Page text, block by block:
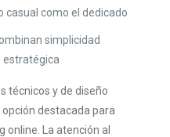
casual como el dedicado
simplicidad
estratégica
técnicos y de diseño
destacada para
online. La atención al